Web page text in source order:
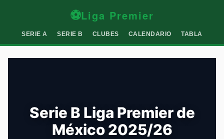
⚽Liga Premier
SERIE A SERIE B CLUBES CALENDARIO TABLA
Serie B Liga Premier de
México 2025/26